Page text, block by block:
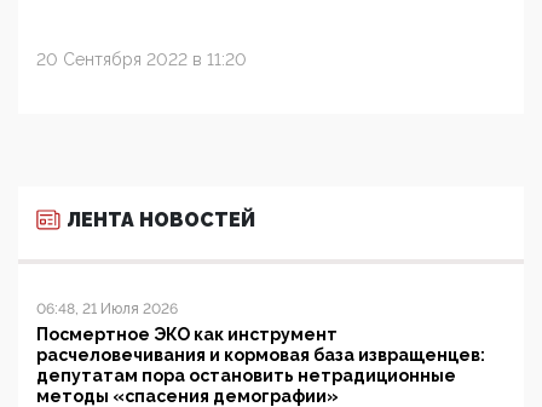
20 Сентября 2022 в 11:20
ЛЕНТА НОВОСТЕЙ
06:48, 21 Июля 2026
Посмертное ЭКО как инструмент
расчеловечивания и кормовая база извращенцев:
депутатам пора остановить нетрадиционные
методы «спасения демографии»